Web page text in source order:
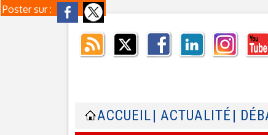
Poster sur :
ACCUEIL | ACTUALITÉ |